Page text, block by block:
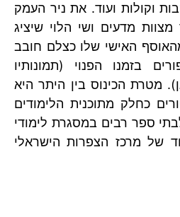
וקולות ועוד. את ניר העמק
מצוות מדעים ושי הלוי שיציג
מהאוסף האישי שלו כצלם חובב
בזמנו הפנוי (תמונותיו
מטרת הכינוס בין היתר היא
כחלק מתוכנית הלימודים
ספר רבים במסגרת לימודי
של מרכז הצפרות הישראלי